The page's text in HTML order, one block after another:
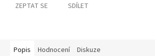
ZEPTAT SE SDÍLET
Popis Hodnocení Diskuze